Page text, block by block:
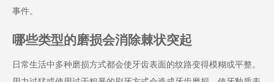
事件。
哪些类型的磨损会消除棘状突起
日常生活中多种磨损方式都会使牙齿表面的纹路变得模糊或平整。